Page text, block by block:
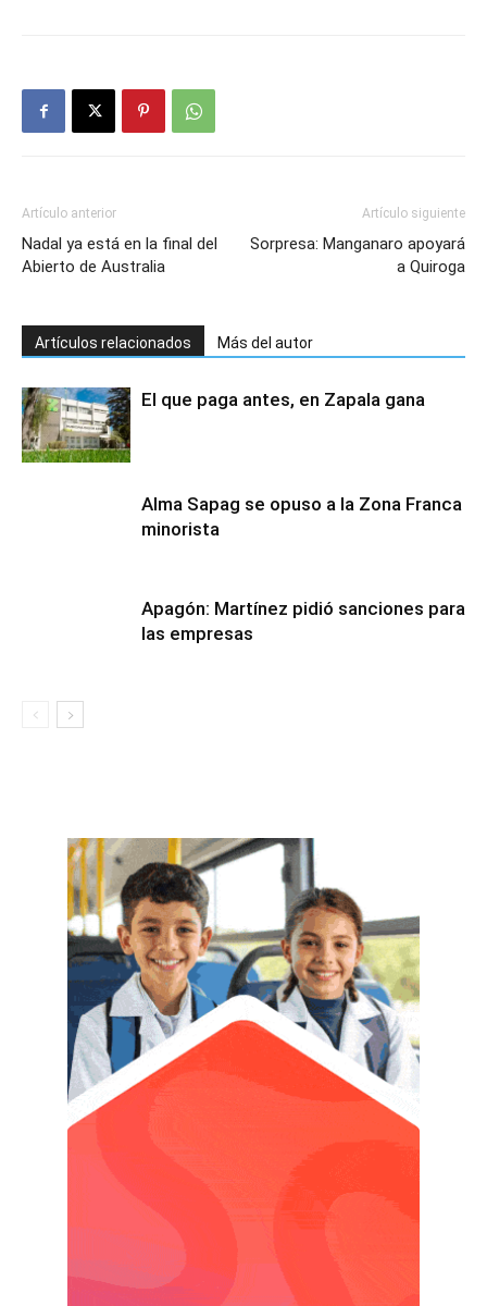
Artículo anterior
Nadal ya está en la final del
Abierto de Australia
Artículo siguiente
Sorpresa: Manganaro apoyará
a Quiroga
Artículos relacionados Más del autor
El que paga antes, en Zapala gana
Alma Sapag se opuso a la Zona Franca
minorista
Apagón: Martínez pidió sanciones para
las empresas